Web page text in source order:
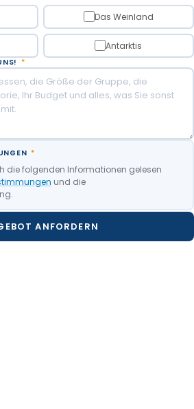
Das Weinland
Antarktis
*
*
die folgenden Informationen gelesen
und die
ANFORDERN